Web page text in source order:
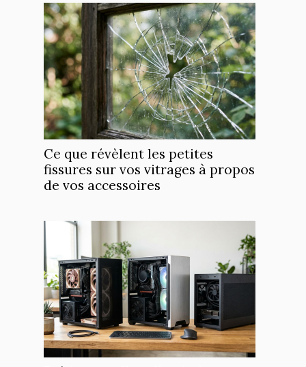
Ce que révèlent les petites
fissures sur vos vitrages à propos
de vos accessoires